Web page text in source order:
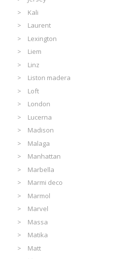
Kali
Laurent
Lexington
Liem
Linz
Liston madera
Loft
London
Lucerna
Madison
Malaga
Manhattan
Marbella
Marmi deco
Marmol
Marvel
Massa
Matika
Matt